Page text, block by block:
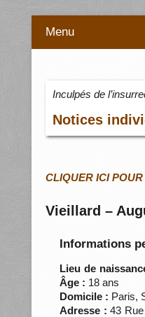
Menu
Inculpés de
Notices
CLIQUER ICI
Vieillard –
Informations
Lieu de
Âge : 18 ans
Domicile : Paris,
Adresse : 43